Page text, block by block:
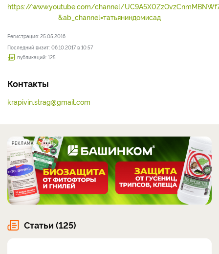
https://www.youtube.com/channel/
&ab_channel=татьяниндомисад
Регистрация: 25.05.2016
Последний визит: 06.10.2017 в 10:57
публикаций: 125
Контакты
krapivin.strag@gmail.com
РЕКЛАМА
Статьи (125)